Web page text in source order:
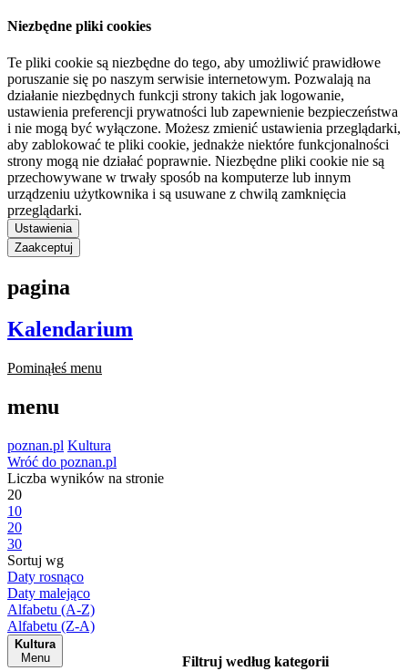
Niezbędne pliki cookies
Te pliki cookie są niezbędne do tego, aby umożliwić prawidłowe
poruszanie się po naszym serwisie internetowym. Pozwalają na
działanie niezbędnych funkcji strony takich jak logowanie,
ustawienia preferencji prywatności lub zapewnienie bezpieczeństwa
i nie mogą być wyłączone. Możesz zmienić ustawienia przeglądarki,
aby zablokować te pliki cookie, jednakże niektóre funkcjonalności
strony mogą nie działać poprawnie. Niezbędne pliki cookie nie są
przechowywane w trwały sposób na komputerze lub innym
urządzeniu użytkownika i są usuwane z chwilą zamknięcia
przeglądarki.
Ustawienia
Zaakceptuj
pagina
Kalendarium
Pominąłeś menu
menu
poznan.pl Kultura
Wróć do poznan.pl
Liczba wyników na stronie
20
10
20
30
Sortuj wg
Daty rosnąco
Daty malejąco
Alfabetu (A-Z)
Alfabetu (Z-A)
Kultura
Menu
Filtruj według kategorii